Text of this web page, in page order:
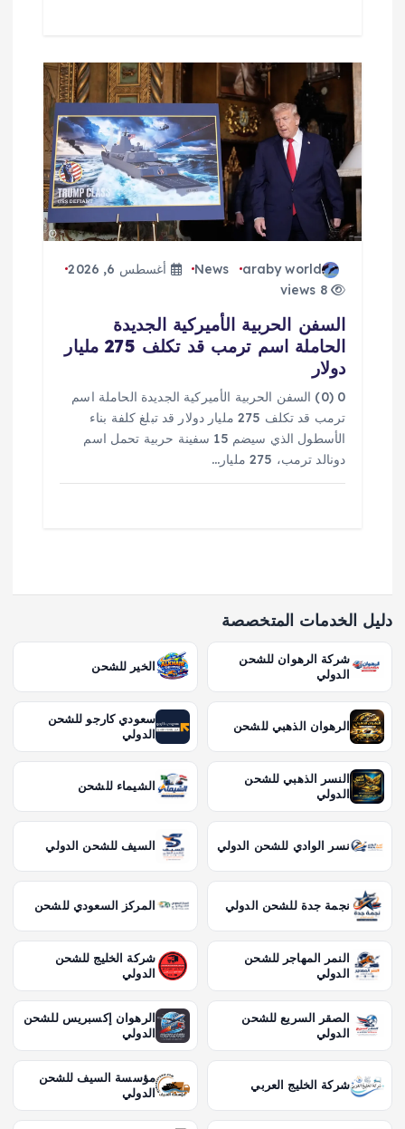
araby world
News
أغسطس 6, 2026
8 views
السفن الحربية الأميركية الجديدة
الحاملة اسم ترمب قد تكلف 275 مليار
دولار
0 (0) السفن الحربية الأميركية الجديدة الحاملة اسم
ترمب قد تكلف 275 مليار دولار قد تبلغ كلفة بناء
الأسطول الذي سيضم 15 سفينة حربية تحمل اسم
دونالد ترمب، 275 مليار…
دليل الخدمات المتخصصة
شركة الرهوان للشحن
الدولي
الخير للشحن
الرهوان الذهبي للشحن
سعودي كارجو للشحن
الدولي
النسر الذهبي للشحن
الدولي
الشيماء للشحن
نسر الوادي للشحن الدولي السيف للشحن الدولي
نجمة جدة للشحن الدولي المركز السعودي للشحن
النمر المهاجر للشحن
الدولي
شركة الخليج للشحن
الدولي
الصقر السريع للشحن
الدولي
الرهوان إكسبريس للشحن
الدولي
شركة الخليج العربي
مؤسسة السيف للشحن
الدولي